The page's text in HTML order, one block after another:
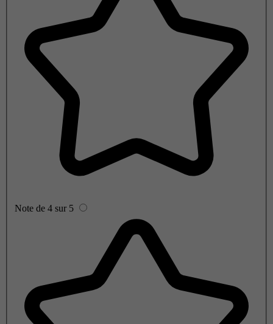
Note de 4 sur 5